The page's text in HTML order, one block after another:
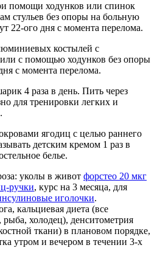
помощи ходунков или спинок
стульев без опоры на больную
22-ого дня с момента перелома.
костылей с
с помощью ходунков без опоры
с момента перелома.
4 раза в день. Пить через
для тренировки легких и
ягодиц с целью раннего
детским кремом 1 раз в
белье.
уколы в живот форстео 20 мкг
ручки, курс на 3 месяца, для
иголочки.
кальциевая диета (все
холодец), денситометрия
ткани) в плановом порядке,
утром и вечером в течении 3-х